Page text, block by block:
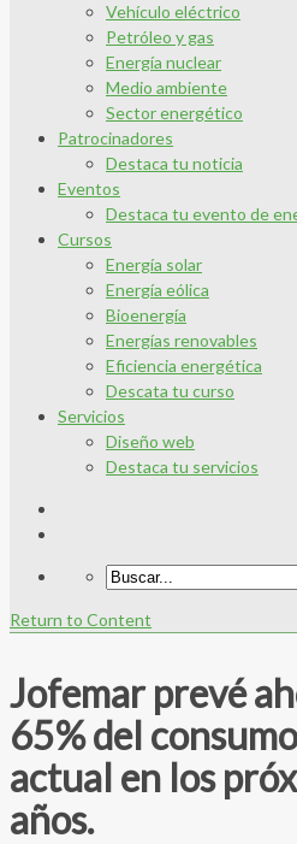
Vehículo eléctrico
Petróleo y gas
Energía nuclear
Medio ambiente
Sector energético
Patrocinadores
Destaca tu noticia
Eventos
Destaca tu evento de
Cursos
Energía solar
Energía eólica
Bioenergía
Energías renovables
Eficiencia energética
Descata tu curso
Servicios
Diseño web
Destaca tu servicios
Return to Content
Jofemar prevé
65% del
actual en los
años.